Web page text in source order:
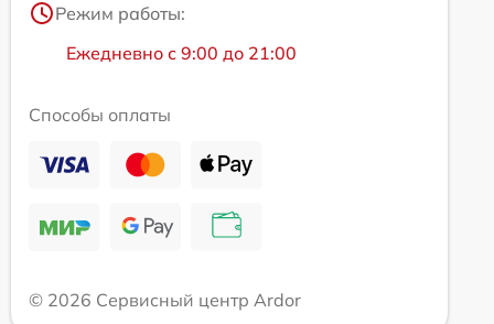
Режим работы:
Ежедневно с 9:00 до 21:00
Способы оплаты
© 2026 Сервисный центр Ardor